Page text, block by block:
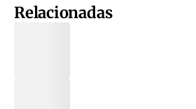
Relacionadas